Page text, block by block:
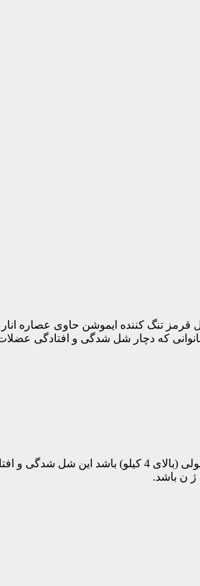
تنگ کننده ایموشن حاوی عصاره
که دچار شل شدگی و افتادگی
مهمترین علت افتادگی و شل شدن و ا ژ ن خانم ها انجام زایمان طبیعی است، به ویژه اگر نوزاد به دنیا آماده بزرگتر از سایزهای معمولی (بالای 4 کیلو)
ن باشد.